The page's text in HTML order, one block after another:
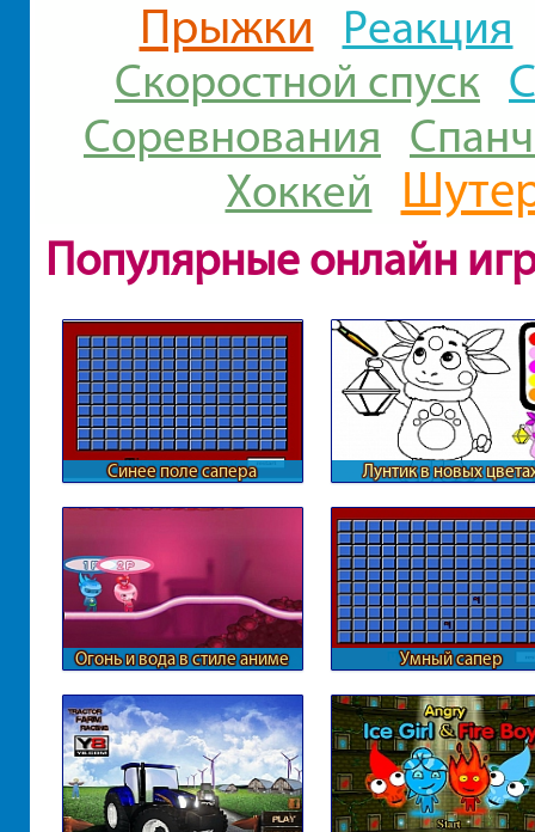
Прыжки Реакция
Скоростной спуск
Соревнования
Хоккей
Популярные онлайн
Синее поле сапера Лунтик в новых
Огонь и вода в стиле аниме Умный сапер